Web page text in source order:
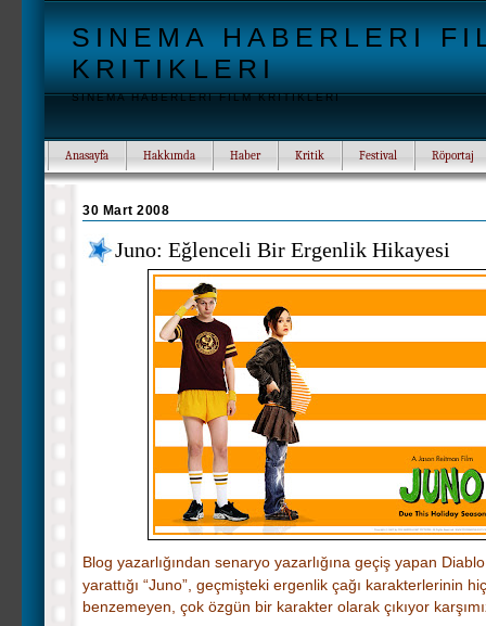
SINEMA HABERLERI
KRITIKLERI
SINEMA HABERLERI FILM KRITIKLERI
Anasayfa Hakkımda Haber Kritik Festival Röportaj
30 Mart 2008
Juno: Eğlenceli Bir Ergenlik Hikayesi
Blog yazarlığından senaryo yazarlığına geçiş yapan
yarattığı “Juno”, geçmişteki ergenlik çağı karakterlerinin
benzemeyen, çok özgün bir karakter olarak çıkıyor